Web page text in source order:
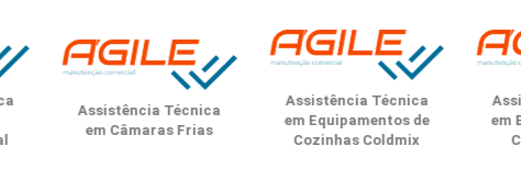
Assistência Técnica
em Câmaras Frias
Assistência Técnica
em Equipamentos de
Cozinhas Coldmix
Assistência
em
Cozinhas